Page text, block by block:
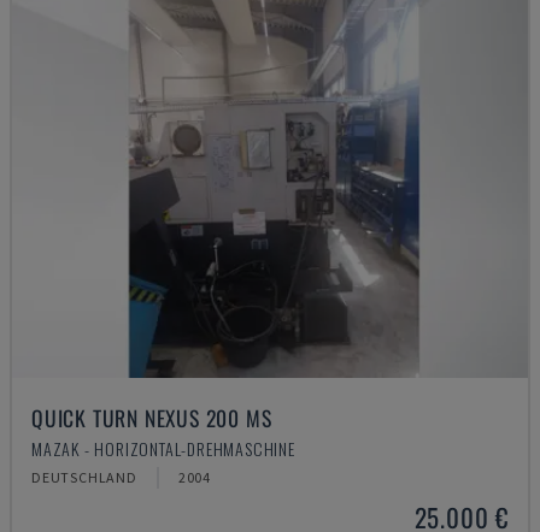
QUICK TURN NEXUS 200 MS
MAZAK - HORIZONTAL-DREHMASCHINE
DEUTSCHLAND 2004
25.000 €